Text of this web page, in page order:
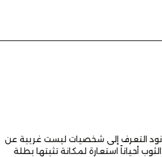
نود التعرف إلى شخصيات ليست غريبة عن
أحياناً استعارة لمكانة تثبتها بطلة